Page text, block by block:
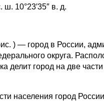
ш. 10°23′35″ в. д.
) — город в России,
округа.
делит город на две
населения город